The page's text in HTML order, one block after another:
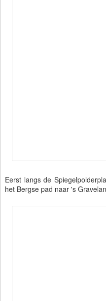
Eerst langs de
het Bergse pad naar 's